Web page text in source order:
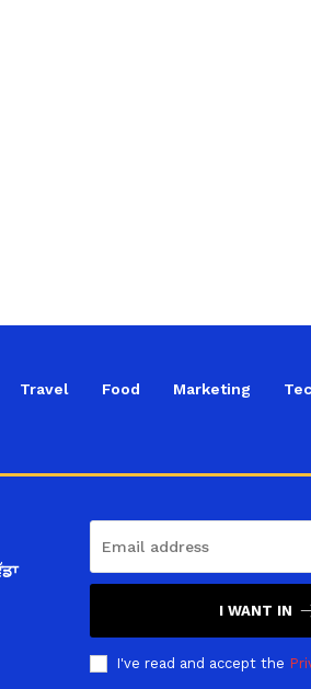
Travel Food Marketing
I WANT IN
I've read and accept the